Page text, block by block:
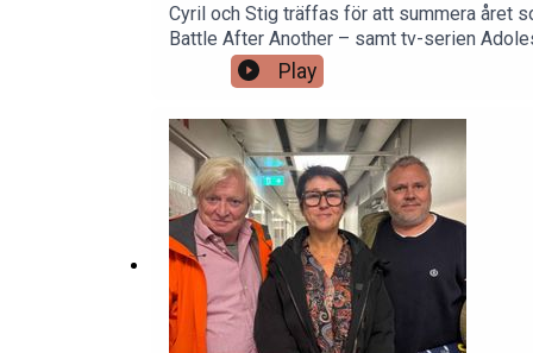
Cyril och Stig träffas för att summera året
Battle After Another – samt tv-serien
Picasso, liksom om böcker och läsning.
litteratur.Båda har under året varit med
fritt, associerande samtal om politik, kultur,
gärna genom att swisha ett bidrag på
Play